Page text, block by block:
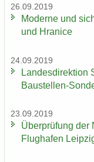
26.09.2019
Mo­der­ne und
und Hra­nice
24.09.2019
Lan­des­di­rek­ti­on
Baustellen-​
23.09.2019
Über­prü­fung der
Flug­ha­fen